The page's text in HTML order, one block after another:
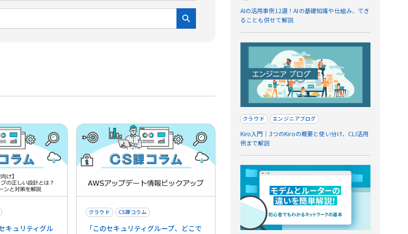
キュリティグル
クラウド CS課コラム
「このセキュリティグループ、どこで
AIの活用事例12選！AIの基礎知識や仕組み、でき
ることも併せて解説
クラウド エンジニアブログ
Kiro入門｜3つのKiroの概要と使い分け、CLI活用
例まで解説